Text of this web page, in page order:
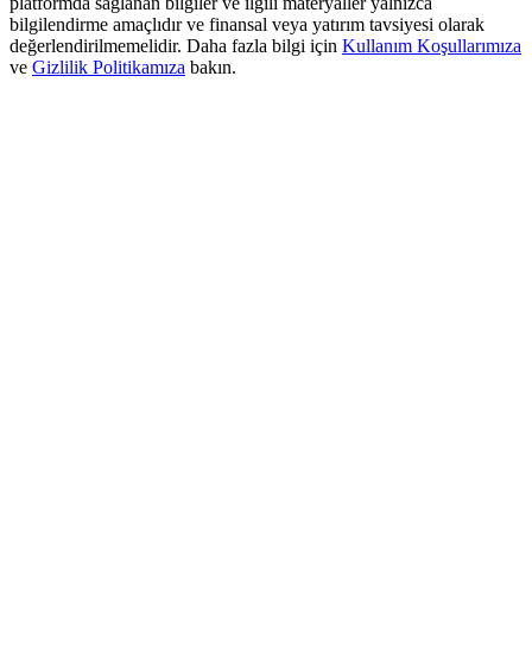
bilgilendirme amaçlıdır ve finansal veya yatırım tavsiyesi olarak
değerlendirilmemelidir. Daha fazla bilgi için Kullanım Koşullarımıza
ve Gizlilik Politikamıza bakın.